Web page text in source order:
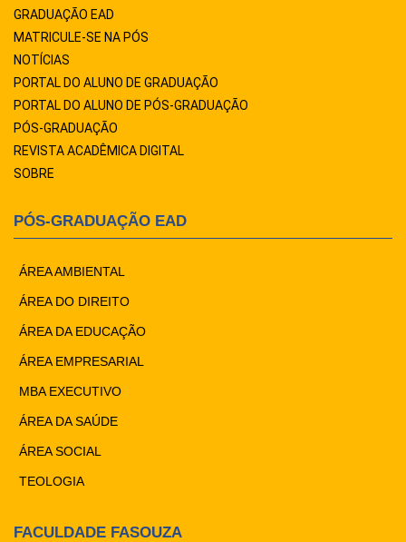
GRADUAÇÃO EAD
MATRICULE-SE NA PÓS
NOTÍCIAS
PORTAL DO ALUNO DE GRADUAÇÃO
PORTAL DO ALUNO DE PÓS-GRADUAÇÃO
PÓS-GRADUAÇÃO
REVISTA ACADÊMICA DIGITAL
SOBRE
PÓS-GRADUAÇÃO EAD
ÁREA AMBIENTAL
ÁREA DO DIREITO
ÁREA DA EDUCAÇÃO
ÁREA EMPRESARIAL
MBA EXECUTIVO
ÁREA DA SAÚDE
ÁREA SOCIAL
TEOLOGIA
FACULDADE FASOUZA